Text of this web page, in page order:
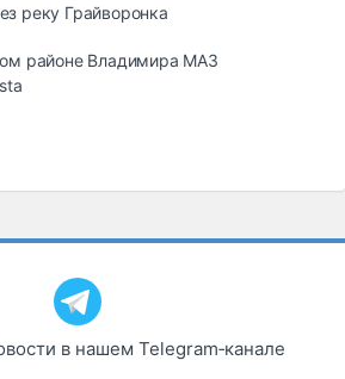
реку Грайворонка
районе Владимира МАЗ
в нашем Telegram‑канале